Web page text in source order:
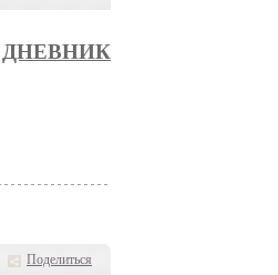
Поделиться
ДНЕВНИК